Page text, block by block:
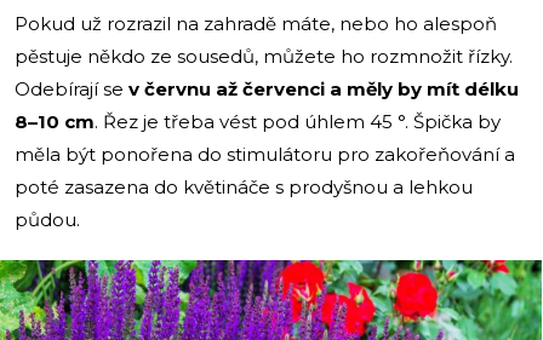
Pokud už rozrazil na zahradě máte, nebo ho alespoň
pěstuje někdo ze sousedů, můžete ho rozmnožit řízky.
Odebírají se v červnu až červenci a měly by mít délku
8–10 cm. Řez je třeba vést pod úhlem 45 °. Špička by
měla být ponořena do stimulátoru pro zakořeňování a
poté zasazena do květináče s prodyšnou a lehkou
půdou.